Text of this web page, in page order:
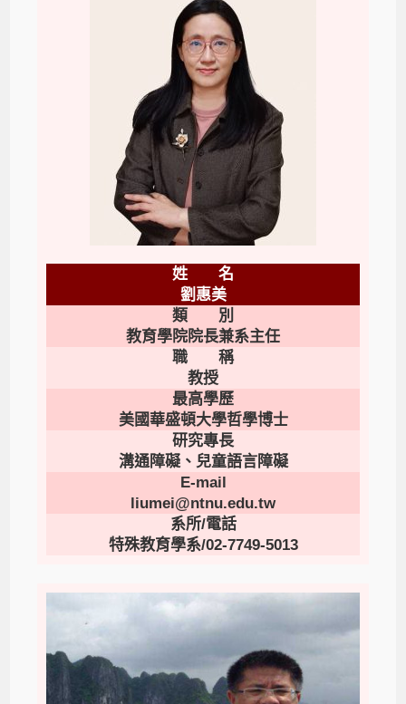
姓 名
劉惠美
類 別
教育學院院長兼系主任
職 稱
教授
最高學歷
美國華盛頓大學哲學博士
研究專長
溝通障礙、兒童語言障礙
E-mail
liumei@ntnu.edu.tw
系所/電話
特殊教育學系/02-7749-5013